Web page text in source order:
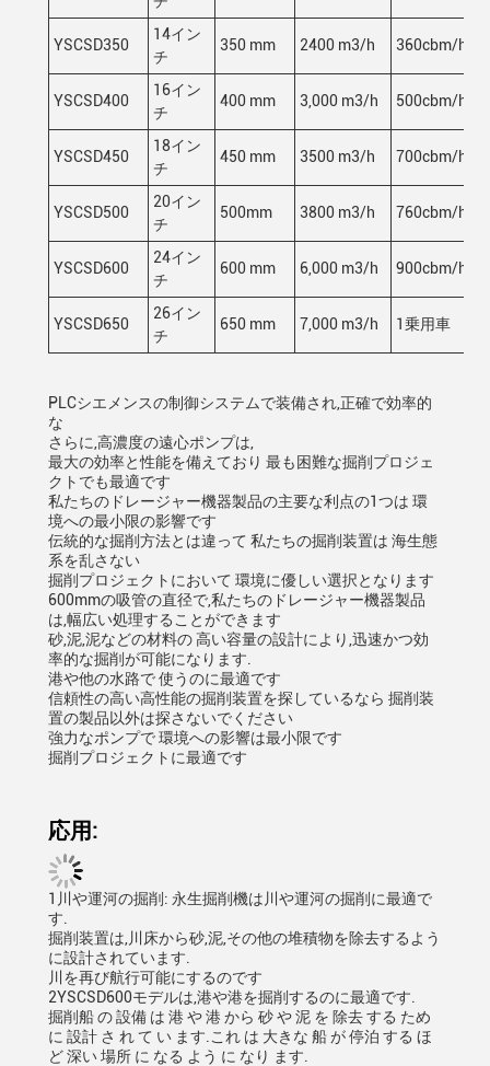
YSCSD350
14イン
チ
350 mm 2400 m3/h 360cbm/h
YSCSD400
16イン
チ
400 mm 3,000 m3/h 500cbm/h
YSCSD450
18イン
チ
450 mm 3500 m3/h 700cbm/h
YSCSD500
20イン
チ
500mm 3800 m3/h 760cbm/h
YSCSD600
24イン
チ
600 mm 6,000 m3/h 900cbm/h
YSCSD650
26イン
チ
650 mm 7,000 m3/h 1乗用車
PLCシエメンスの制御システムで装備され,正確で効率的
な
さらに,高濃度の遠心ポンプは,
最大の効率と性能を備えており 最も困難な掘削プロジェ
クトでも最適です
私たちのドレージャー機器製品の主要な利点の1つは 環
境への最小限の影響です
伝統的な掘削方法とは違って 私たちの掘削装置は 海生態
系を乱さない
掘削プロジェクトにおいて 環境に優しい選択となります
600mmの吸管の直径で,私たちのドレージャー機器製品
は,幅広い処理することができます
砂,泥,泥などの材料の 高い容量の設計により,迅速かつ効
率的な掘削が可能になります.
港や他の水路で 使うのに最適です
信頼性の高い高性能の掘削装置を探しているなら 掘削装
置の製品以外は探さないでください
強力なポンプで 環境への影響は最小限です
掘削プロジェクトに最適です
応用:
1川や運河の掘削: 永生掘削機は川や運河の掘削に最適で
す.
掘削装置は,川床から砂,泥,その他の堆積物を除去するよう
に設計されています.
川を再び航行可能にするのです
2YSCSD600モデルは,港や港を掘削するのに最適です.
掘削船 の 設備 は 港 や 港 から 砂 や 泥 を 除去 する ため
に 設計 さ れ て い ます.これ は 大きな 船 が 停泊 する ほ
ど 深い 場所 に なる よう に なり ます.